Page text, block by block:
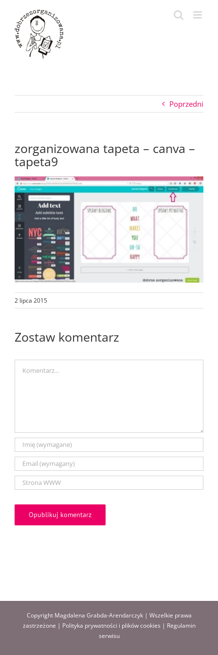
zawartości
Poprzedni
zorganizowana tapeta – canva –
tapeta9
2 lipca 2015
Zostaw komentarz
Copyright Magdalena Grabda-Arendarczyk | Wszelkie prawa
zastrzeżone | Polityka prywatności i plików cookies | Regulamin
serwisu